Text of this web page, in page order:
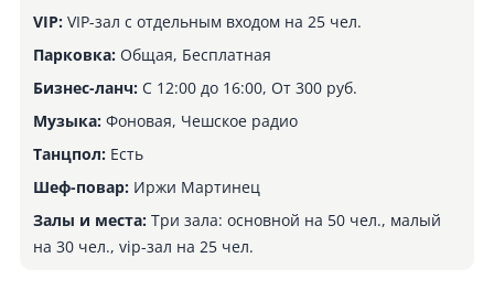
VIP:VIP-зал c отдельным входом на 25 чел.
Парковка:Общая, Бесплатная
Бизнес-ланч:С 12:00 до 16:00, От 300 руб.
Музыка:Фоновая, Чешское радио
Танцпол:Есть
Шеф-повар:Иржи Мартинец
Залы и места:Три зала: основной на 50 чел., малый
на 30 чел., vip-зал на 25 чел.